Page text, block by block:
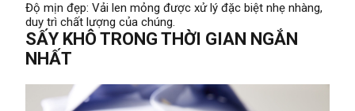
Độ mịn đẹp: Vải len mỏng được xử lý đặc biệt nhẹ nhàng,
duy trì chất lượng của chúng.
SẤY KHÔ TRONG THỜI GIAN NGẮN
NHẤT